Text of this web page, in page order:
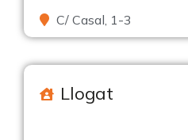
C/ Casal, 1-3
Llogat